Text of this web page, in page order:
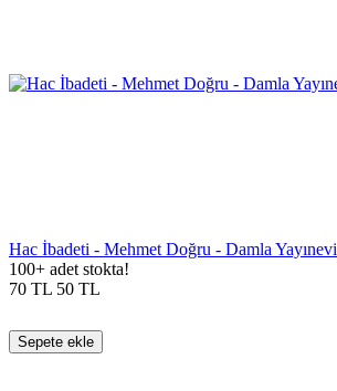
Hac İbadeti - Mehmet Doğru - Damla Yayınevi
100+ adet stokta!
70 TL 50 TL
Sepete ekle